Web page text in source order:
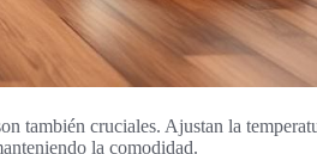
también cruciales. Ajustan la
la comodidad.